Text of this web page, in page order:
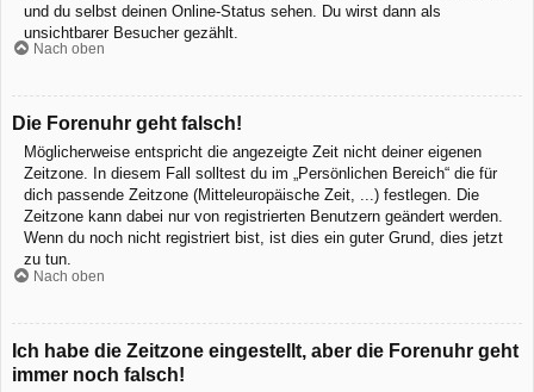
und du selbst deinen Online-Status sehen. Du wirst dann als
unsichtbarer Besucher gezählt.
Nach oben
Die Forenuhr geht falsch!
Möglicherweise entspricht die angezeigte Zeit nicht deiner eigenen
Zeitzone. In diesem Fall solltest du im „Persönlichen Bereich“ die für
dich passende Zeitzone (Mitteleuropäische Zeit, ...) festlegen. Die
Zeitzone kann dabei nur von registrierten Benutzern geändert werden.
Wenn du noch nicht registriert bist, ist dies ein guter Grund, dies jetzt
zu tun.
Nach oben
Ich habe die Zeitzone eingestellt, aber die Forenuhr geht
immer noch falsch!